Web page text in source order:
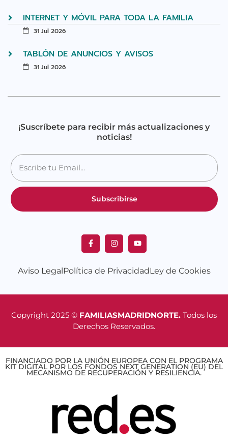
INTERNET Y MÓVIL PARA TODA LA FAMILIA
31 Jul 2026
TABLÓN DE ANUNCIOS Y AVISOS
31 Jul 2026
¡Suscríbete para recibir más actualizaciones y
noticias!
Subscribirse
Aviso LegalPolítica de PrivacidadLey de Cookies
Copyright 2025 © FAMILIASMADRIDNORTE. Todos los
Derechos Reservados.
FINANCIADO POR LA UNIÓN EUROPEA CON EL PROGRAMA
KIT DIGITAL POR LOS FONDOS NEXT GENERATION (EU) DEL
MECANISMO DE RECUPERACIÓN Y RESILIENCIA.